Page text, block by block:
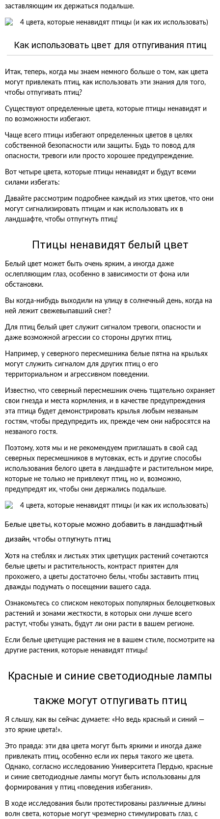
заставляющим их держаться подальше.
Как использовать цвет для отпугивания птиц
Итак, теперь, когда мы знаем немного больше о том, как цвета
могут привлекать птиц, как использовать эти знания для того,
чтобы отпугивать птиц?
Существуют определенные цвета, которые птицы ненавидят и
по возможности избегают.
Чаще всего птицы избегают определенных цветов в целях
собственной безопасности или защиты. Будь то повод для
опасности, тревоги или просто хорошее предупреждение.
Вот четыре цвета, которые птицы ненавидят и будут всеми
силами избегать:
Давайте рассмотрим подробнее каждый из этих цветов, что они
могут сигнализировать птицам и как использовать их в
ландшафте, чтобы отпугнуть птиц!
Птицы ненавидят белый цвет
Белый цвет может быть очень ярким, а иногда даже
ослепляющим глаз, особенно в зависимости от фона или
обстановки.
Вы когда-нибудь выходили на улицу в солнечный день, когда на
ней лежит свежевыпавший снег?
Для птиц белый цвет служит сигналом тревоги, опасности и
даже возможной агрессии со стороны других птиц.
Например, у северного пересмешника белые пятна на крыльях
могут служить сигналом для других птиц о его
территориальном и агрессивном поведении.
Известно, что северный пересмешник очень тщательно охраняет
свои гнезда и места кормления, и в качестве предупреждения
эта птица будет демонстрировать крылья любым незваным
гостям, чтобы предупредить их, прежде чем они набросятся на
незваного гостя.
Поэтому, хотя мы и не рекомендуем приглашать в свой сад
северных пересмешников в мутовках, есть и другие способы
использования белого цвета в ландшафте и растительном мире,
которые не только не привлекут птиц, но и, возможно,
предупредят их, чтобы они держались подальше.
Белые цветы, которые можно добавить в ландшафтный
дизайн, чтобы отпугнуть птиц
Хотя на стеблях и листьях этих цветущих растений сочетаются
белые цветы и растительность, контраст приятен для
прохожего, а цветы достаточно белы, чтобы заставить птиц
дважды подумать о посещении вашего сада.
Ознакомьтесь со списком некоторых популярных белоцветковых
растений и зонами жесткости, в которых они лучше всего
растут, чтобы узнать, будут ли они расти в вашем регионе.
Если белые цветущие растения не в вашем стиле, посмотрите на
другие растения, которые ненавидят птицы!
Красные и синие светодиодные лампы
также могут отпугивать птиц
Я слышу, как вы сейчас думаете: «Но ведь красный и синий —
это яркие цвета!».
Это правда: эти два цвета могут быть яркими и иногда даже
привлекать птиц, особенно если их перья такого же цвета.
Однако, согласно исследованию Университета Пердью, красные
и синие светодиодные лампы могут быть использованы для
формирования у птиц «поведения избегания».
В ходе исследования были протестированы различные длины
волн света, которые могут чрезмерно стимулировать глаз, с